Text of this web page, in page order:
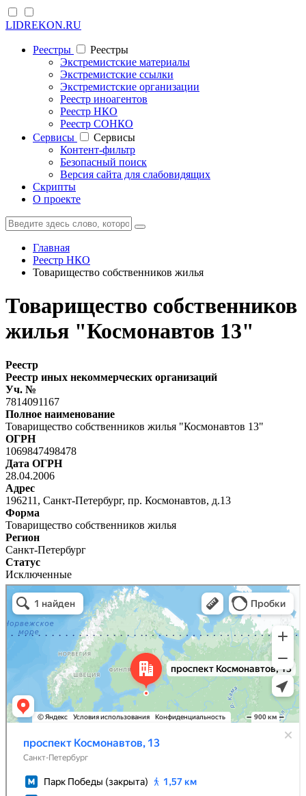
LIDREKON.RU
Реестры
Реестры
Экстремистские материалы
Экстремистские ссылки
Экстремистские организации
Реестр иноагентов
Реестр НКО
Реестр СОНКО
Cервисы
Cервисы
Контент-фильтр
Безопасный поиск
Версия сайта для слабовидящих
Скрипты
О проекте
Главная
Реестр НКО
Товарищество собственников жилья
Товарищество собственников
жилья "Космонавтов 13"
Реестр
Реестр иных некоммерческих организаций
Уч. №
7814091167
Полное наименование
Товарищество собственников жилья "Космонавтов 13"
ОГРН
1069847498478
Дата ОГРН
28.04.2006
Адрес
196211, Санкт-Петербург, пр. Космонавтов, д.13
Форма
Товарищество собственников жилья
Регион
Санкт-Петербург
Статус
Исключенные